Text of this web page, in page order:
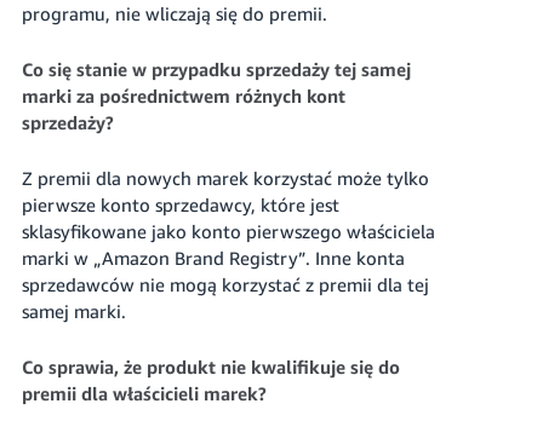
programu, nie wliczają się do premii.
Co się stanie w przypadku sprzedaży tej samej
marki za pośrednictwem różnych kont
sprzedaży?
Z premii dla nowych marek korzystać może tylko
pierwsze konto sprzedawcy, które jest
sklasyfikowane jako konto pierwszego właściciela
marki w „Amazon Brand Registry”. Inne konta
sprzedawców nie mogą korzystać z premii dla tej
samej marki.
Co sprawia, że produkt nie kwalifikuje się do
premii dla właścicieli marek?